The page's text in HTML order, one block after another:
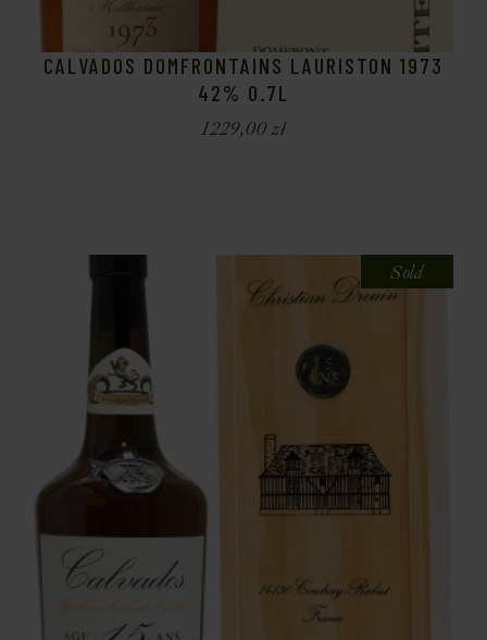
CALVADOS DOMFRONTAINS LAURISTON 1973
42% 0.7L
1229,00zł
Sold